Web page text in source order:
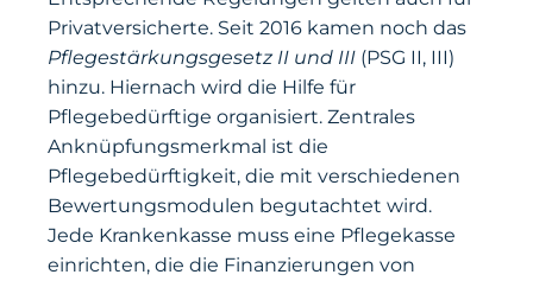
Privatversicherte. Seit 2016 kamen noch das
Pflegestärkungsgesetz II und III (PSG II, III)
hinzu. Hiernach wird die Hilfe für
Pflegebedürftige organisiert. Zentrales
Anknüpfungsmerkmal ist die
Pflegebedürftigkeit, die mit verschiedenen
Bewertungsmodulen begutachtet wird.
Jede Krankenkasse muss eine Pflegekasse
einrichten, die die Finanzierungen von